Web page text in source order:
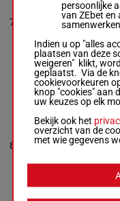
7
J S Snaith
R/6 -59
3p 1p 3p 7p 10p
(21) 6p 5p 1p
R/659
8
SUGAR
Ashby D.-C
Bass
Box: 8 -R/7 -59 R/759
persoonlijke
van ZEbet en
samenwerken.
Indien u op "alles
plaatsen van deze
weigeren" klikt,
geplaatst. Via de
cookievoorkeuren
knop "cookies" aan
uw keuzes op elk
Bekijk ook het
overzicht van de
met wie gegevens